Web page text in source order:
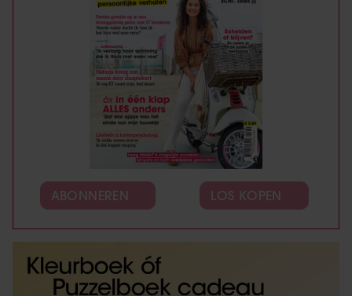
ABONNEREN LOS KOPEN